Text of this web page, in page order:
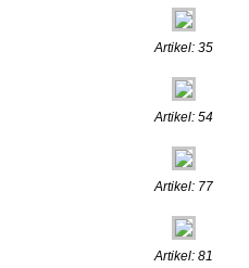
Artikel: 35
Artikel: 54
Artikel: 77
Artikel: 81